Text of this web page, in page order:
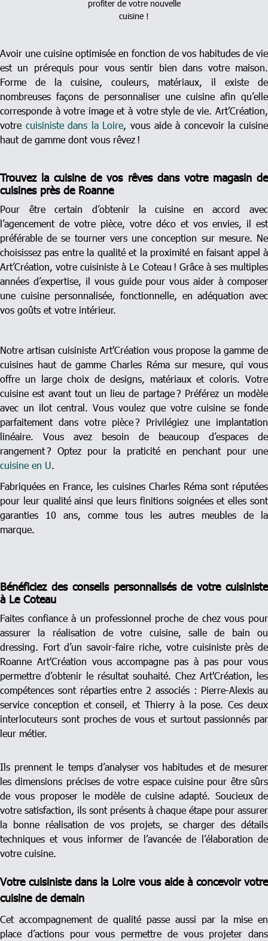
profiter de votre nouvelle
cuisine !
Avoir une cuisine optimisée en fonction de vos habitudes de vie
est un prérequis pour vous sentir bien dans votre maison.
Forme de la cuisine, couleurs, matériaux, il existe de
nombreuses façons de personnaliser une cuisine afin qu’elle
corresponde à votre image et à votre style de vie. Art’Création,
votre cuisiniste dans la Loire, vous aide à concevoir la cuisine
haut de gamme dont vous rêvez !
Trouvez la cuisine de vos rêves dans votre magasin de
cuisines près de Roanne
Pour être certain d’obtenir la cuisine en accord avec
l’agencement de votre pièce, votre déco et vos envies, il est
préférable de se tourner vers une conception sur mesure. Ne
choisissez pas entre la qualité et la proximité en faisant appel à
Art’Création, votre cuisiniste à Le Coteau ! Grâce à ses multiples
années d’expertise, il vous guide pour vous aider à composer
une cuisine personnalisée, fonctionnelle, en adéquation avec
vos goûts et votre intérieur.
Notre artisan cuisiniste Art'Création vous propose la gamme de
cuisines haut de gamme Charles Réma sur mesure, qui vous
offre un large choix de designs, matériaux et coloris. Votre
cuisine est avant tout un lieu de partage ? Préférez un modèle
avec un ilot central. Vous voulez que votre cuisine se fonde
parfaitement dans votre pièce ? Privilégiez une implantation
linéaire. Vous avez besoin de beaucoup d’espaces de
rangement ? Optez pour la praticité en penchant pour une
cuisine en U.
Fabriquées en France, les cuisines Charles Réma sont réputées
pour leur qualité ainsi que leurs finitions soignées et elles sont
garanties 10 ans, comme tous les autres meubles de la
marque.
Bénéficiez des conseils personnalisés de votre cuisiniste
à Le Coteau
Faites confiance à un professionnel proche de chez vous pour
assurer la réalisation de votre cuisine, salle de bain ou
dressing. Fort d’un savoir-faire riche, votre cuisiniste près de
Roanne Art'Création vous accompagne pas à pas pour vous
permettre d’obtenir le résultat souhaité. Chez Art'Création, les
compétences sont réparties entre 2 associés : Pierre-Alexis au
service conception et conseil, et Thierry à la pose. Ces deux
interlocuteurs sont proches de vous et surtout passionnés par
leur métier.
Ils prennent le temps d’analyser vos habitudes et de mesurer
les dimensions précises de votre espace cuisine pour être sûrs
de vous proposer le modèle de cuisine adapté. Soucieux de
votre satisfaction, ils sont présents à chaque étape pour assurer
la bonne réalisation de vos projets, se charger des détails
techniques et vous informer de l’avancée de l’élaboration de
votre cuisine.
Votre cuisiniste dans la Loire vous aide à concevoir votre
cuisine de demain
Cet accompagnement de qualité passe aussi par la mise en
place d’actions pour vous permettre de vous projeter dans